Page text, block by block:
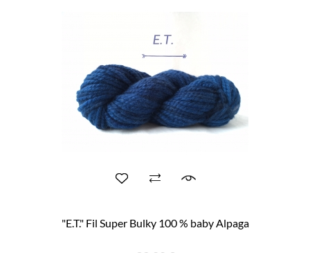
"E.T." Fil Super Bulky 100 % baby Alpaga